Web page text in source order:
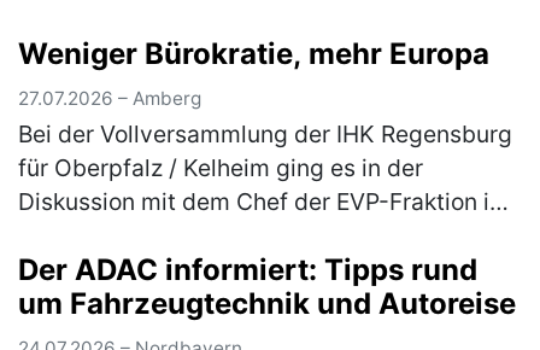
ein Dem Element Wasser gehen die
Teilnehmer*innen am Mitt…
Weniger Bürokratie, mehr Europa
27.07.2026 – Amberg
Bei der Vollversammlung der IHK Regensburg
für Oberpfalz / Kelheim ging es in der
Diskussion mit dem Chef der EVP-Fraktion im
mehr Praxisnähe bei der EU-Polit…(mehr)
Der ADAC informiert: Tipps rund
um Fahrzeugtechnik und Autoreise